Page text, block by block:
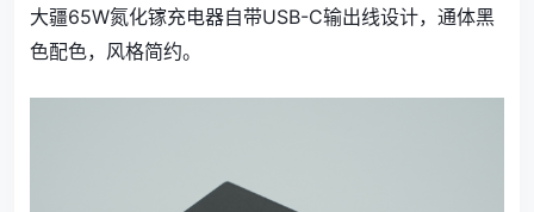
大疆65W氮化镓充电器自带USB-C输出线设计，通体黑
色配色，风格简约。